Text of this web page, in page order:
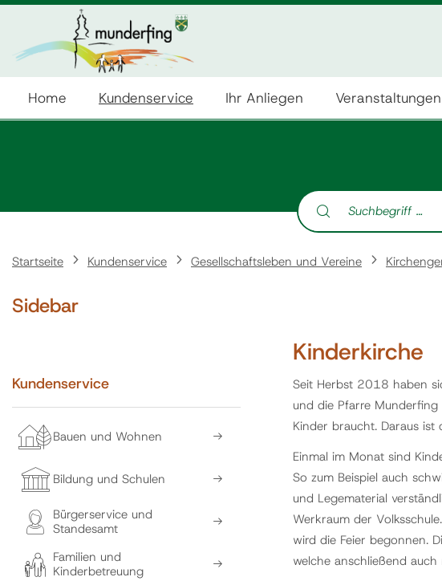
Home Kundenservice Ihr Anliegen Veranstaltungen
Suche nach:
Startseite Kundenservice Gesellschaftsleben und Vereine
Kinderkirche
Seit Herbst 2018 haben
und die Pfarre
Kinder braucht. Daraus ist
Einmal im Monat sind
So zum Beispiel auch
und Legematerial
Werkraum der
wird die Feier begonnen.
welche anschließend
Sidebar
Kundenservice
Bauen und Wohnen
Bildung und Schulen
Bürgerservice und
Standesamt
Familien und
Kinderbetreuung